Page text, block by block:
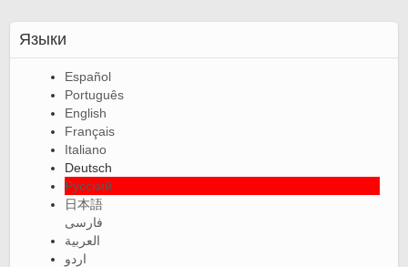
Языки
Español
Português
English
Français
Italiano
Deutsch
Русский
日本語
فارسی
العربية
اردو